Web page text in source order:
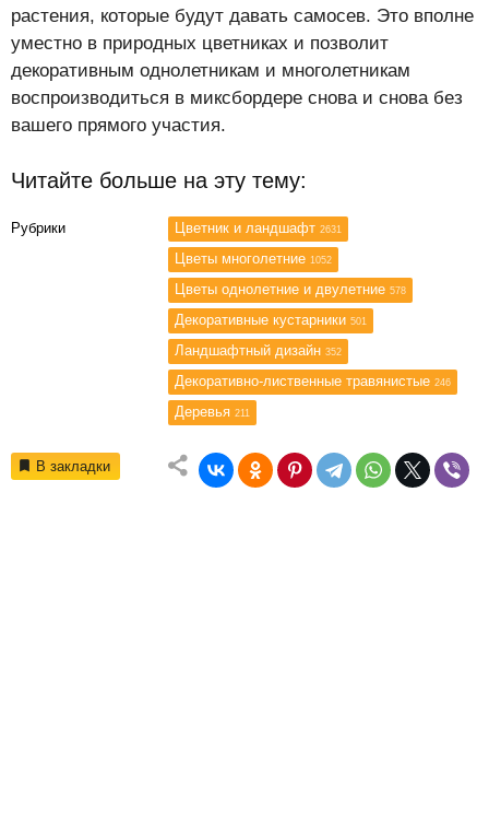
растения, которые будут давать самосев. Это вполне
уместно в природных цветниках и позволит
декоративным однолетникам и многолетникам
воспроизводиться в миксбордере снова и снова без
вашего прямого участия.
Читайте больше на эту тему:
Рубрики Цветник и ландшафт 2631
Цветы многолетние 1052
Цветы однолетние и двулетние 578
Декоративные кустарники 501
Ландшафтный дизайн 352
Декоративно-лиственные травянистые 246
Деревья 211
В закладки